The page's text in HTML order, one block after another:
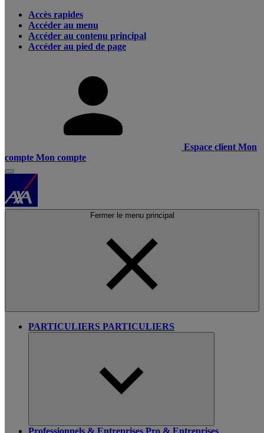
Accès rapides
Accéder au menu
Accéder au contenu principal
Accéder au pied de page
Espace client Mon
compte Mon compte
Fermer le menu principal
PARTICULIERS PARTICULIERS
Professionnels & Entreprises Pro & Entreprises